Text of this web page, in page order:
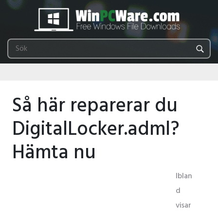
Så här reparerar du
DigitalLocker.adml?
Hämta nu
Iblan
d
visar